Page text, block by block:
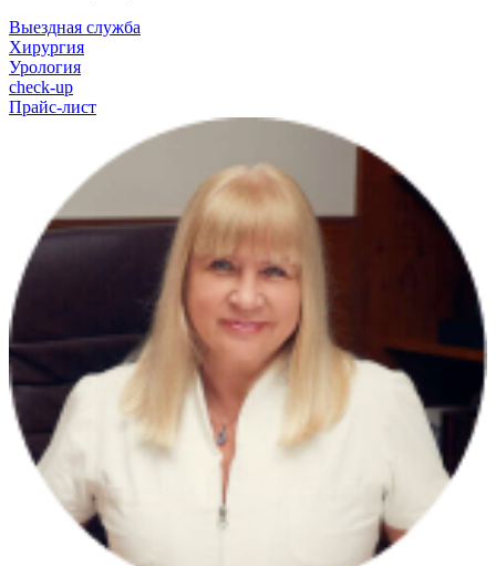
Выездная служба
Хирургия
Урология
check-up
Прайс-лист